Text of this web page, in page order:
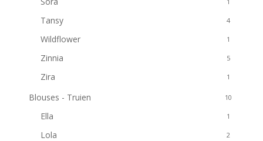
Tansy 4
Wildflower 1
Zinnia 5
Zira 1
Blouses - Truien 10
Ella 1
Lola 2